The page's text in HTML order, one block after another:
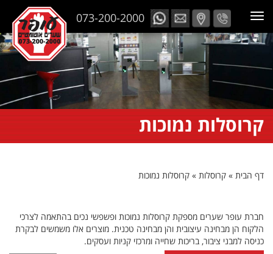
073-200-2000
קרוסלות נמוכות
דף הבית » קרוסלות » קרוסלות נמוכות
חברת עופר שערים מספקת קרוסלות נמוכות ופשפשי נכים בהתאמה לצרכי
הלקוח הן מבחינה עיצובית והן מבחינה טכנית. מוצרים אלו משמשים לבקרת
כניסה למבני ציבור, בריכות שחייה ומרכזי קניות ועסקים.